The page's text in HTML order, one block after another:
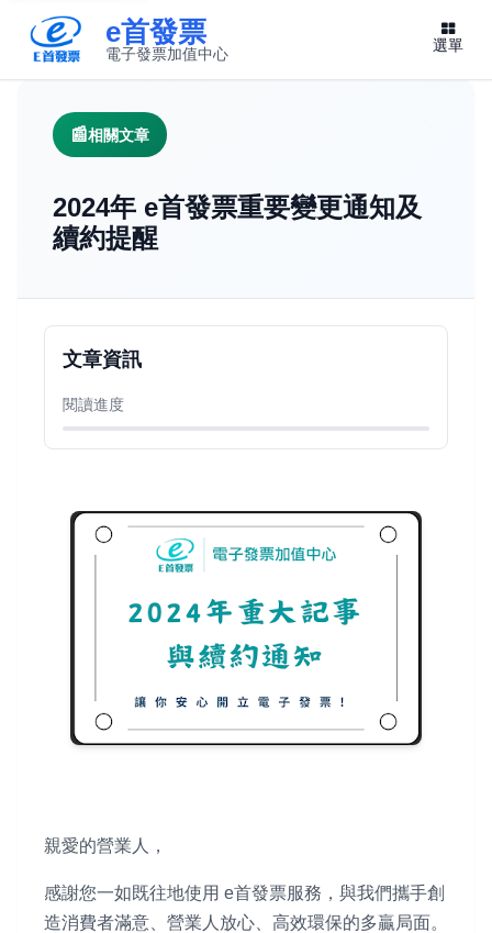
e首發票
電子發票加值中心 選單
相關文章
2024年 e首發票重要變更通知及
續約提醒
親愛的營業人，
感謝您一如既往地使用 e首發票服務，與我們攜手創
造消費者滿意、營業人放心、高效環保的多贏局面。
文章資訊
閱讀進度